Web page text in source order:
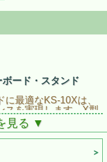
ード・スタンド
最適なKS-10Xは、
スを実現します。X型
ング式レバーとロック
く、簡単に行えます。
により、平滑でない設
。
見る ▼